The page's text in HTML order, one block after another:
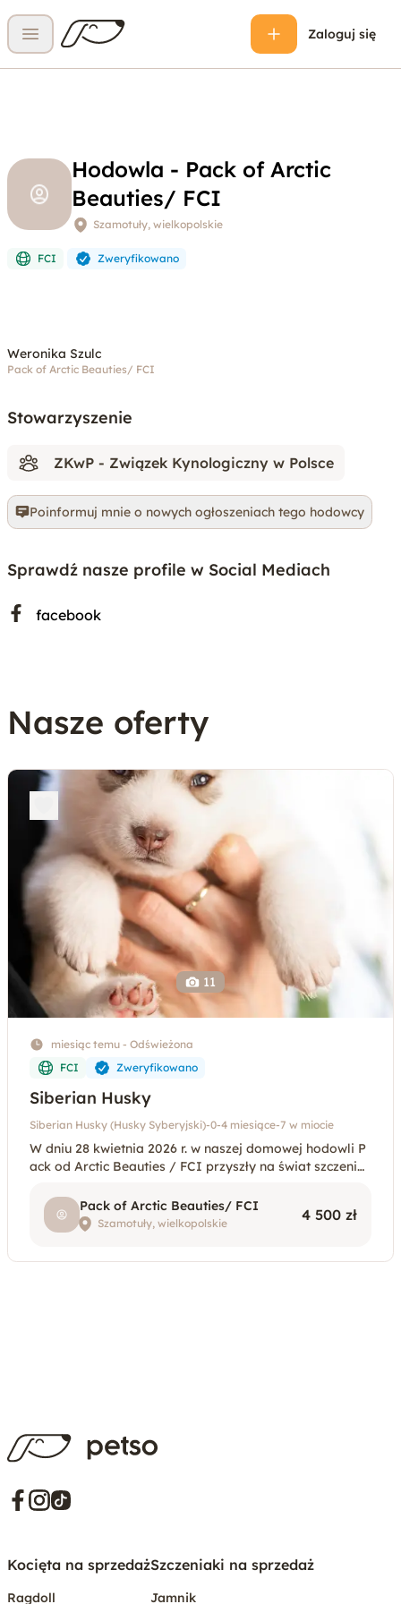
Otwórz menu
Zaloguj się
Hodowla - Pack of Arctic
Beauties/ FCI
Szamotuły, wielkopolskie
FCI Zweryfikowano
Weronika Szulc
Pack of Arctic Beauties/ FCI
Stowarzyszenie
ZKwP - Związek Kynologiczny w Polsce
Poinformuj mnie o nowych ogłoszeniach tego hodowcy
Sprawdź nasze profile w Social Mediach
facebook
Nasze oferty
11
miesiąc temu - Odświeżona
FCI
Zweryfikowano
Siberian Husky
Siberian Husky (Husky Syberyjski)-0-4 miesiące-7 w miocie
W dniu 28 kwietnia 2026 r. w naszej domowej hodowli P
ack od Arctic Beauties / FCI przyszły na świat szczenięt
nowanego skojarzenia. Rodzice miotu: M
Pack of Arctic Beauties/ FCI
Szamotuły, wielkopolskie 4 500 zł
Kocięta na sprzedaż
Ragdoll
Szczeniaki na sprzedaż
Jamnik